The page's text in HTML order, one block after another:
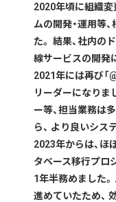
2020年頃に組織変
ムの開発・運用等
た。 結果、社内の
線サービスの開発
2021年には再び「
リーダーになりま
ー等、担当業務は
ら、 より良いシス
2023年からは、ほ
タベース移行プロ
1年半務めました
進めていたため、